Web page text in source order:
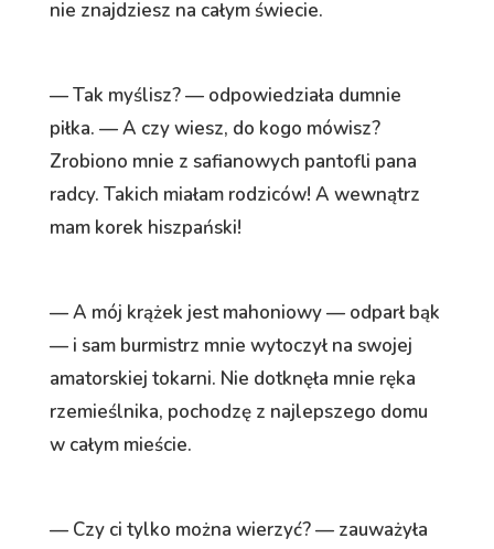
nie znajdziesz na całym świecie.
— Tak myślisz? — odpowiedziała dumnie
piłka. — A czy wiesz, do kogo mówisz?
Zrobiono mnie z safianowych pantofli pana
radcy. Takich miałam rodziców! A wewnątrz
mam korek hiszpański!
— A mój krążek jest mahoniowy — odparł bąk
— i sam burmistrz mnie wytoczył na swojej
amatorskiej tokarni. Nie dotknęła mnie ręka
rzemieślnika, pochodzę z najlepszego domu
w całym mieście.
— Czy ci tylko można wierzyć? — zauważyła